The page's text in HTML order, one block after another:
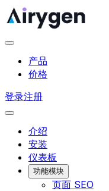
产品
价格
登录注册
介绍
安装
仪表板
功能模块
页面 SEO